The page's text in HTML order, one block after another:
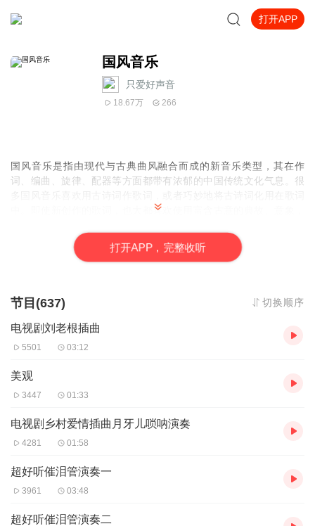
打开APP
国风音乐
只爱好声音
18.67万 266
国风音乐是指由现代与古典曲风融合而成的新音乐类型，其在作
词、编曲、旋律、配器等方面都带有浓郁的中国传统文化气息。很
中。即使新创作的歌词，也大都喜欢使用富含古意的典故、意象，
国风音乐的旋律都十分好听，有的如泣如诉，带给人以行云流水、
千回百转之感，有的婉转悠扬，韵味十足，声音犹如天籁。
打开APP，完整收听
节目(637) 切换顺序
电视剧刘老根插曲
5501 03:12
美观
3447 01:33
电视剧乡村爱情插曲月牙儿唢呐演奏
4281 01:58
超好听催泪管演奏一
3961 03:48
超好听催泪管演奏二